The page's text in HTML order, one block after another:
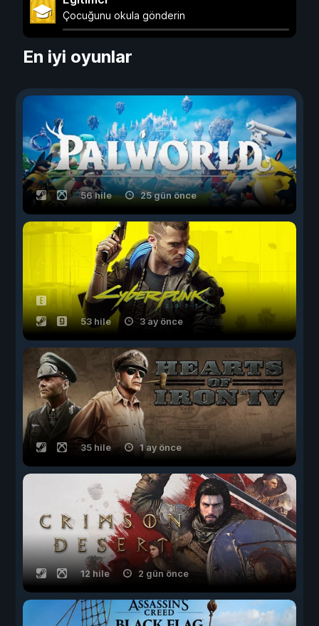
Çocuğunu okula gönderin
En iyi oyunlar
56 hile 25 gün önce
53 hile 3 ay önce
35 hile 1 ay önce
12 hile 2 gün önce